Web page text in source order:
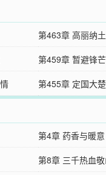
第463章 高丽纳
第459章 暂避锋
第455章 定国大
第4章 药香与暖意
第8章 三千热血